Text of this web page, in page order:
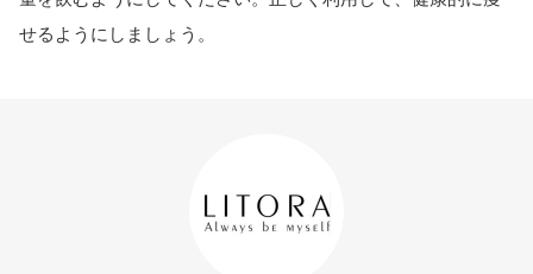
せるようにしましょう。